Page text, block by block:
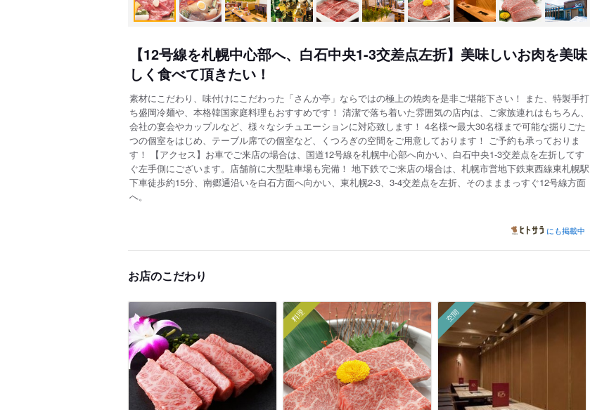
【12号線を札幌中心部へ、白石中央1-3交差点左折】美味しいお肉を美味
しく食べて頂きたい！
素材にこだわり、味付けにこだわった「さんか亭」ならではの極上の焼肉を是非ご堪能下さい！ また、特製手打
ち盛岡冷麺や、本格韓国家庭料理もおすすめです！ 清潔で落ち着いた雰囲気の店内は、ご家族連れはもちろん、
会社の宴会やカップルなど、様々なシチュエーションに対応致します！ 4名様〜最大30名様まで可能な掘りごた
つの個室をはじめ、テーブル席での個室など、くつろぎの空間をご用意しております！ ご予約も承っておりま
す！ 【アクセス】お車でご来店の場合は、国道12号線を札幌中心部へ向かい、白石中央1-3交差点を左折してす
ぐ左手側にございます。店舗前に大型駐車場も完備！ 地下鉄でご来店の場合は、札幌市営地下鉄東西線東札幌駅
下車徒歩約15分、南郷通沿いを白石方面へ向かい、東札幌2-3、3-4交差点を左折、そのまままっすぐ12号線方面
へ。
にも掲載中
お店のこだわり
料理 空間